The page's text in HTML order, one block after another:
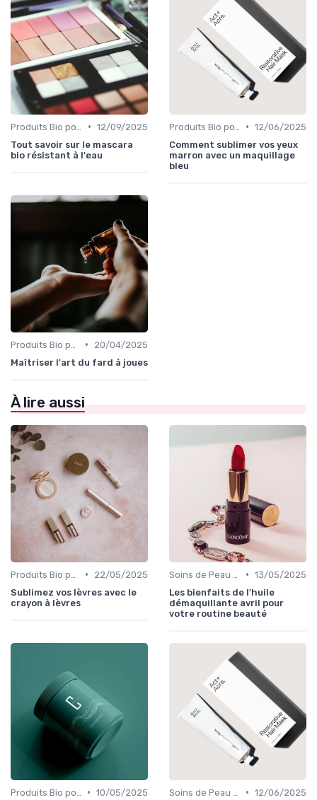
• 12/09/2025
Tout savoir sur le mascara
bio résistant à l'eau
• 12/06/2025
Comment sublimer vos yeux
marron avec un maquillage
bleu
•
20/04/2025
Maîtriser l'art du fard à joues
À lire aussi
•
22/05/2025
Sublimez vos lèvres avec le
crayon à lèvres
• 13/05/2025
Les bienfaits de l'huile
démaquillante avril pour
votre routine beauté
• 10/05/2025
• 12/06/2025